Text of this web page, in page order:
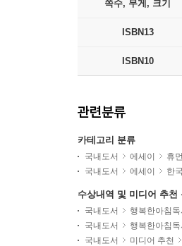
쪽수, 무게, 크기
ISBN13
ISBN10
관련분류
카테고리 분류
국내도서 에세이
휴
국내도서
에세이 한
수상내역 및 미디어 추천
국내도서 행복한아침
국내도서
행복한아침
국내도서
미디어 추천